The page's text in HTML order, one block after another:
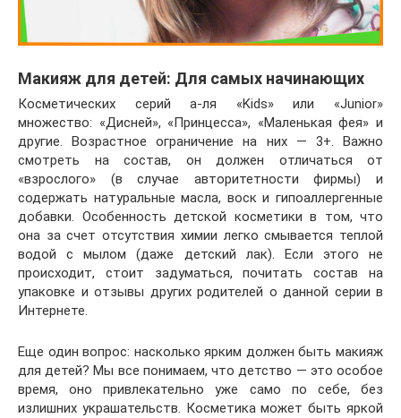
Макияж для детей: Для самых начинающих
Косметических серий а-ля «Kids» или «Junior»
множество: «Дисней», «Принцесса», «Маленькая фея» и
другие. Возрастное ограничение на них — 3+. Важно
смотреть на состав, он должен отличаться от
«взрослого» (в случае авторитетности фирмы) и
содержать натуральные масла, воск и гипоаллергенные
добавки. Особенность детской косметики в том, что
она за счет отсутствия химии легко смывается теплой
водой с мылом (даже детский лак). Если этого не
происходит, стоит задуматься, почитать состав на
упаковке и отзывы других родителей о данной серии в
Интернете.
Еще один вопрос: насколько ярким должен быть макияж
для детей? Мы все понимаем, что детство — это особое
время, оно привлекательно уже само по себе, без
излишних украшательств. Косметика может быть яркой